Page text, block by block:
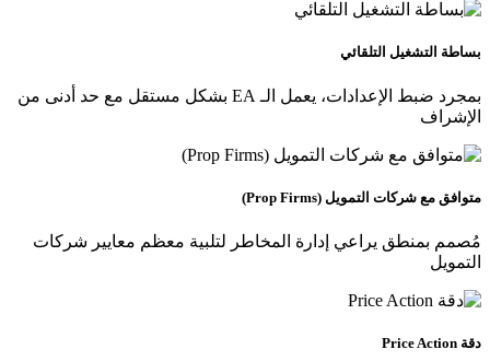
بساطة التشغيل التلقائي
بمجرد ضبط الإعدادات، يعمل الـ EA بشكل مستقل مع حد أدنى من
الإشراف
متوافق مع شركات التمويل (Prop Firms)
مُصمم بمنطق يراعي إدارة المخاطر لتلبية معظم معايير شركات
التمويل
دقة Price Action